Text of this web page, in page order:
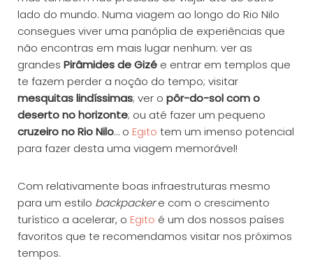
lado do mundo. Numa viagem ao longo do Rio Nilo
consegues viver uma panóplia de experiências que
não encontras em mais lugar nenhum: ver as
grandes Pirâmides de Gizé e entrar em templos que
te fazem perder a noção do tempo; visitar
mesquitas lindíssimas; ver o pôr-do-sol com o
deserto no horizonte; ou até fazer um pequeno
cruzeiro no Rio Nilo… o Egito tem um imenso potencial
para fazer desta uma viagem memorável!
Com relativamente boas infraestruturas mesmo
para um estilo backpackere com o crescimento
turístico a acelerar, o Egito é um dos nossos países
favoritos que te recomendamos visitar nos próximos
tempos.